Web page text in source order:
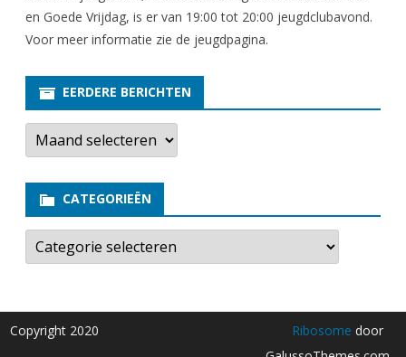
en Goede Vrijdag, is er van 19:00 tot 20:00 jeugdclubavond.
Voor meer informatie zie de jeugdpagina.
EERDERE BERICHTEN
E
r
e
e
b
r
t
e
CATEGORIEËN
C
t
o
r
i
Copyright 2020 Ribosome door